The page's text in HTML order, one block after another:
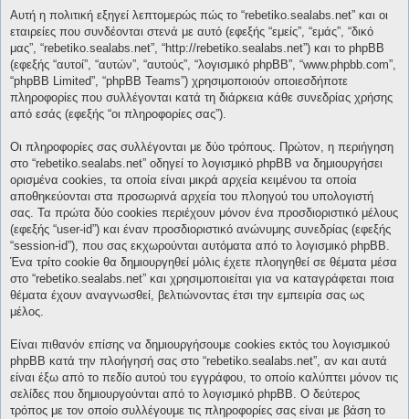
Αυτή η πολιτική εξηγεί λεπτομερώς πώς το “rebetiko.sealabs.net” και οι
εταιρείες που συνδέονται στενά με αυτό (εφεξής “εμείς”, “εμάς”, “δικό
μας”, “rebetiko.sealabs.net”, “http://rebetiko.sealabs.net”) και το phpBB
(εφεξής “αυτοί”, “αυτών”, “αυτούς”, “λογισμικό phpBB”, “www.phpbb.com”,
“phpBB Limited”, “phpBB Teams”) χρησιμοποιούν οποιεσδήποτε
πληροφορίες που συλλέγονται κατά τη διάρκεια κάθε συνεδρίας χρήσης
από εσάς (εφεξής “οι πληροφορίες σας”).
Οι πληροφορίες σας συλλέγονται με δύο τρόπους. Πρώτον, η περιήγηση
στο “rebetiko.sealabs.net” οδηγεί το λογισμικό phpBB να δημιουργήσει
ορισμένα cookies, τα οποία είναι μικρά αρχεία κειμένου τα οποία
αποθηκεύονται στα προσωρινά αρχεία του πλοηγού του υπολογιστή
σας. Τα πρώτα δύο cookies περιέχουν μόνον ένα προσδιοριστικό μέλους
(εφεξής “user-id”) και έναν προσδιοριστικό ανώνυμης συνεδρίας (εφεξής
“session-id”), που σας εκχωρούνται αυτόματα από το λογισμικό phpBB.
Ένα τρίτο cookie θα δημιουργηθεί μόλις έχετε πλοηγηθεί σε θέματα μέσα
στο “rebetiko.sealabs.net” και χρησιμοποιείται για να καταγράφεται ποια
θέματα έχουν αναγνωσθεί, βελτιώνοντας έτσι την εμπειρία σας ως
μέλος.
Είναι πιθανόν επίσης να δημιουργήσουμε cookies εκτός του λογισμικού
phpBB κατά την πλοήγησή σας στο “rebetiko.sealabs.net”, αν και αυτά
είναι έξω από το πεδίο αυτού του εγγράφου, το οποίο καλύπτει μόνον τις
σελίδες που δημιουργούνται από το λογισμικό phpBB. Ο δεύτερος
τρόπος με τον οποίο συλλέγουμε τις πληροφορίες σας είναι με βάση το